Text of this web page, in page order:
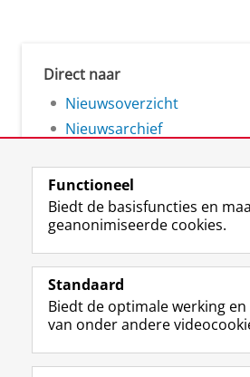
Direct naar
Nieuwsoverzicht
Nieuwsarchief
Volg de RUG
F
a
e
b
o
L
i
k
e
I
Studiekiezers
Functioneel
Biedt de basisfuncties en
geanonimiseerde cookies.
Standaard
Biedt de optimale werking
van onder andere